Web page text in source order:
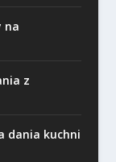
na
z
dania kuchni